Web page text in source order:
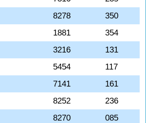
8278
350
1881
354
3216
131
5454
117
7141
161
8252
236
8270
085